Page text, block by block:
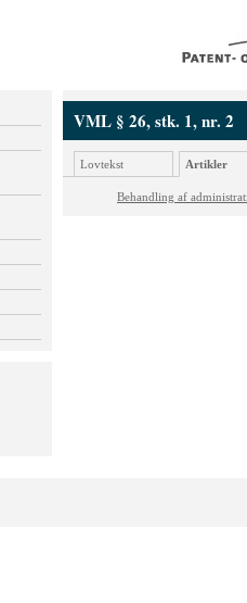
VML § 26, stk. 1, nr. 2
Lovtekst Artikler
Behandling af